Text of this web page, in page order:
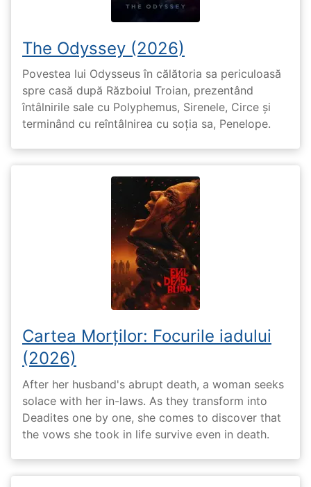
The Odyssey (2026)
Povestea lui Odysseus în călătoria sa periculoasă
spre casă după Războiul Troian, prezentând
întâlnirile sale cu Polyphemus, Sirenele, Circe și
terminând cu reîntâlnirea cu soția sa, Penelope.
Cartea Morților: Focurile iadului
(2026)
After her husband's abrupt death, a woman seeks
solace with her in-laws. As they transform into
Deadites one by one, she comes to discover that
the vows she took in life survive even in death.